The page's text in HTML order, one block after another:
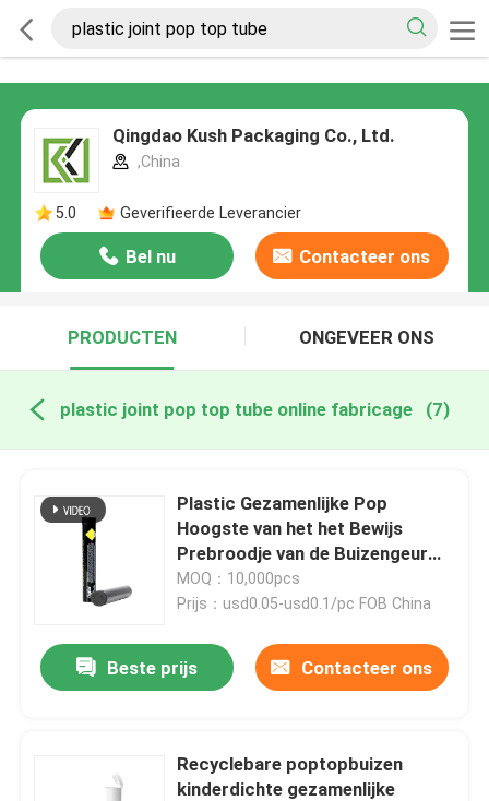
Qingdao Kush Packaging Co., Ltd.
,China
5.0 Geverifieerde Leverancier
Bel nu Contacteer ons
PRODUCTEN ONGEVEER ONS
plastic joint pop top tube online fabricage (7)
Plastic Gezamenlijke Pop
Hoogste van het het Bewijs
Prebroodje van de Buizengeur
Buis 80mm 98mm 110mm
116mm
MOQ：10,000pcs
Prijs：usd0.05-usd0.1/pc FOB China
Beste prijs Contacteer ons
Recyclebare poptopbuizen
kinderdichte gezamenlijke